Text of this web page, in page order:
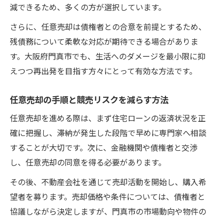
減できるため、多くの方が選択しています。
さらに、任意売却は債権者との合意を前提とするため、
残債務について柔軟な対応が期待できる場合がありま
す。大阪府門真市でも、生活へのダメージを最小限に抑
えつつ再出発を目指す方々にとって有効な方法です。
任意売却の手順と競売リスクを減らす方法
任意売却を進める際は、まず住宅ローンの返済状況を正
確に把握し、滞納が発生した段階で早めに専門家へ相談
することが大切です。次に、金融機関や債権者と交渉
し、任意売却の同意を得る必要があります。
その後、不動産会社を通じて売却活動を開始し、購入希
望者を募ります。売却価格や条件については、債権者と
協議しながら決定しますが、門真市の市場動向や物件の